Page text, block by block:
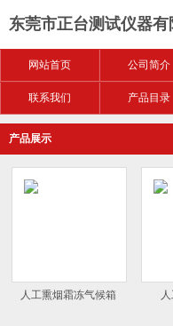
东莞市正台测试仪器有
网站首页 公司简介
联系我们 产品目录
产品展示
人工熏烟霜冻气候箱